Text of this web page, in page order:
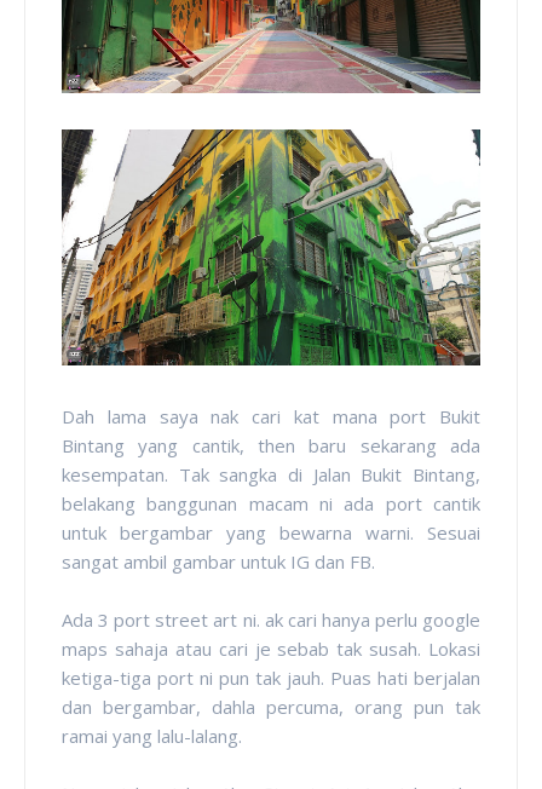
Dah lama saya nak cari kat mana port Bukit
Bintang yang cantik, then baru sekarang ada
kesempatan. Tak sangka di Jalan Bukit Bintang,
belakang banggunan macam ni ada port cantik
untuk bergambar yang bewarna warni. Sesuai
sangat ambil gambar untuk IG dan FB.
Ada 3 port street art ni. ak cari hanya perlu google
maps sahaja atau cari je sebab tak susah. Lokasi
ketiga-tiga port ni pun tak jauh. Puas hati berjalan
dan bergambar, dahla percuma, orang pun tak
ramai yang lalu-lalang.